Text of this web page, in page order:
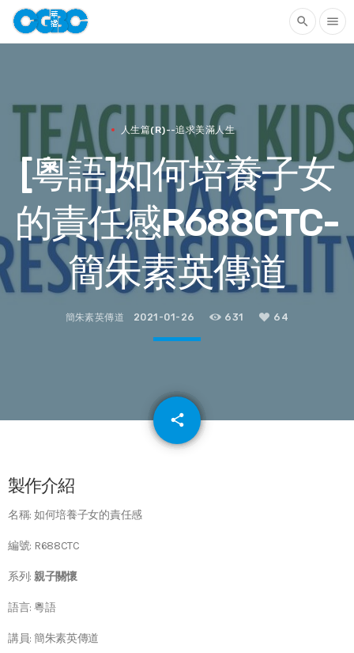
search menu
人生篇(R)--追求美滿人生
[粵語]如何培養子女
的責任感R688CTC-
簡朱素英傳道
簡朱素英傳道 2021-01-26 631 64
share
email
製作介紹
名稱: 如何培養子女的責任感
編號: R688CTC
系列: 親子關懷
語言: 粵語
講員: 簡朱素英傳道